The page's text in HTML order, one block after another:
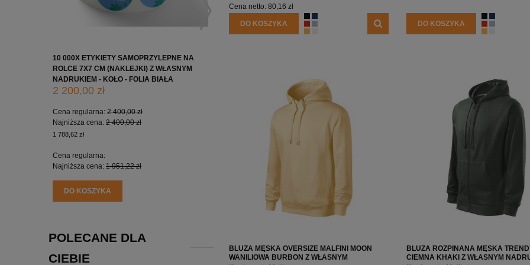
10 000X ETYKIETY SAMOPRZYLEPNE NA
ROLCE 7X7 CM (NAKLEJKI) Z WŁASNYM
NADRUKIEM - KOŁO - FOLIA BIAŁA
2 200,00 zł
Cena regularna: 2 400,00 zł
Najniższa cena: 2 400,00 zł
1 788,62 zł
Cena regularna:
Najniższa cena: 1 951,22 zł
DO KOSZYKA
NADRUKIEM - KOŁO - FOLIA BIAŁA
Cena regularna:
1 850,00 zł
Najniższa cena:
1 850,00 zł
DO KOSZYKA
NADRUKIEM - KWADRAT - FOLIA
Cena regularna:
2 400,00 zł
Najniższa cena:
2 400,00 zł
Cena regularna:
Najniższa cena:
DO KOSZYKA
POLECANE DLA
CIEBIE
Cena netto: 80,16 zł
DO KOSZYKA DO KOSZYKA
BLUZA MĘSKA OVERSIZE MALFINI MOON
WANILIOWA BURBON Z WŁASNYM
BLUZA ROZPINANA MĘSKA
CIEMNA KHAKI Z WŁASNYM